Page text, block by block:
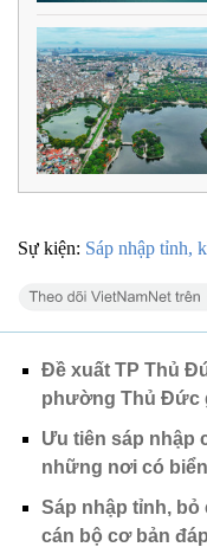
Sự kiện: Sáp nhập tỉnh,
Đề xuất TP Thủ
phường Thủ Đức
Ưu tiên sáp nhập
những nơi có biển
Sáp nhập tỉnh,
cán bộ cơ bản